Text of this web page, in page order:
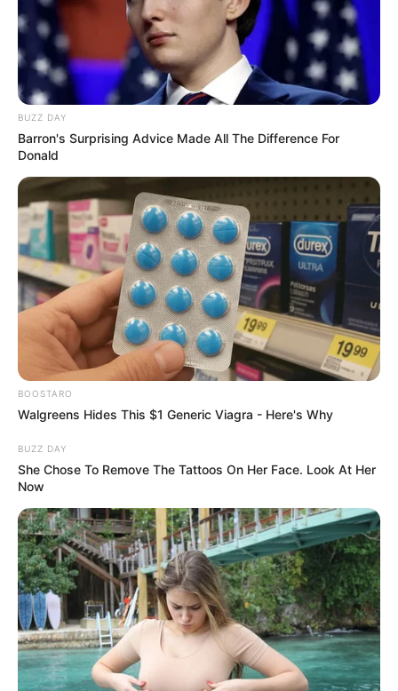
BUZZ DAY
Barron's Surprising Advice Made All The Difference For
Donald
BOOSTARO
Walgreens Hides This $1 Generic Viagra - Here's Why
BUZZ DAY
She Chose To Remove The Tattoos On Her Face. Look At Her
Now